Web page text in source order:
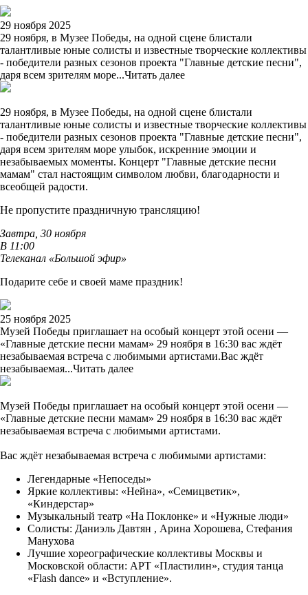
29 ноября 2025
29 ноября, в Музее Победы, на одной сцене блистали
талантливые юные солисты и известные творческие коллективы
- победители разных сезонов проекта "Главные детские песни",
даря всем зрителям море...Читать далее
29 ноября, в Музее Победы, на одной сцене блистали
талантливые юные солисты и известные творческие коллективы
- победители разных сезонов проекта "Главные детские песни",
даря всем зрителям море улыбок, искренние эмоции и
незабываемых моменты. Концерт "Главные детские песни
мамам" стал настоящим символом любви, благодарности и
всеобщей радости.
Не пропустите праздничную трансляцию!
Завтра, 30 ноября
В 11:00
Телеканал «Большой эфир»
Подарите себе и своей маме праздник!
25 ноября 2025
Музей Победы приглашает на особый концерт этой осени —
«Главные детские песни мамам» 29 ноября в 16:30 вас ждёт
незабываемая встреча с любимыми артистами.Вас ждёт
незабываемая...Читать далее
Музей Победы приглашает на особый концерт этой осени —
«Главные детские песни мамам» 29 ноября в 16:30 вас ждёт
незабываемая встреча с любимыми артистами.
Вас ждёт незабываемая встреча с любимыми артистами:
Легендарные «Непоседы»
Яркие коллективы: «Нейна», «Семицветик»,
«Киндерстар»
Музыкальный театр «На Поклонке» и «Нужные люди»
Солисты: Даниэль Давтян , Арина Хорошева, Стефания
Манухова
Лучшие хореографические коллективы Москвы и
Московской области: АРТ «Пластилин», студия танца
«Flash dance» и «Вступление».